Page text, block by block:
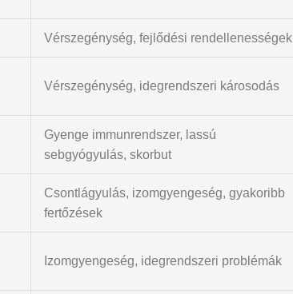
Vérszegénység, fejlődési rendellenességek
Vérszegénység, idegrendszeri károsodás
Gyenge immunrendszer, lassú
sebgyógyulás, skorbut
Csontlágyulás, izomgyengeség, gyakoribb
fertőzések
Izomgyengeség, idegrendszeri problémák